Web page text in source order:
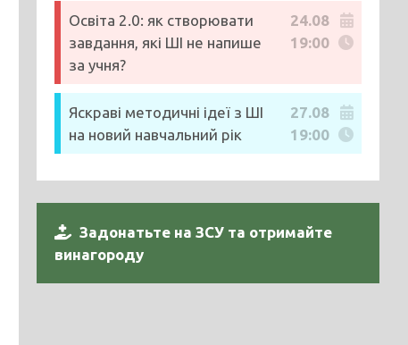
Освіта 2.0: як створювати
завдання, які ШІ не напише
за учня?
24.08
19:00
Яскраві методичні ідеї з ШІ
на новий навчальний рік
27.08
19:00
Задонатьте на ЗСУ та отримайте
винагороду